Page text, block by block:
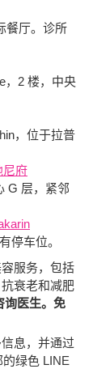
餐厅。诊所
，2 楼，中央
，位于拉普
尼府
G 层，紧邻
停车位。
服务，包括
衰老和减肥
询医生。免
息，并通过
绿色 LINE